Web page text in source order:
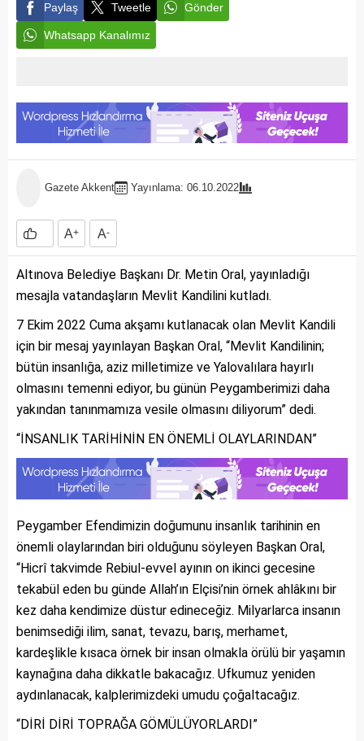
Paylaş Tweetle Gönder
Whatsapp Kanalımız
Gazete Akkent Yayınlama: 06.10.2022
A+ A-
Altınova Belediye Başkanı Dr. Metin Oral, yayınladığı
mesajla vatandaşların Mevlit Kandilini kutladı.
7 Ekim 2022 Cuma akşamı kutlanacak olan Mevlit Kandili
için bir mesaj yayınlayan Başkan Oral, “Mevlit Kandilinin;
bütün insanlığa, aziz milletimize ve Yalovalılara hayırlı
olmasını temenni ediyor, bu günün Peygamberimizi daha
yakından tanınmamıza vesile olmasını diliyorum” dedi.
“İNSANLIK TARİHİNİN EN ÖNEMLİ OLAYLARINDAN”
Peygamber Efendimizin doğumunu insanlık tarihinin en
önemli olaylarından biri olduğunu söyleyen Başkan Oral,
“Hicrî takvimde Rebiul-evvel ayının on ikinci gecesine
tekabül eden bu günde Allah’ın Elçisi’nin örnek ahlâkını bir
kez daha kendimize düstur edineceğiz. Milyarlarca insanın
benimsediği ilim, sanat, tevazu, barış, merhamet,
kardeşlikle kısaca örnek bir insan olmakla örülü bir yaşamın
kaynağına daha dikkatle bakacağız. Ufkumuz yeniden
aydınlanacak, kalplerimizdeki umudu çoğaltacağız.
“DİRİ DİRİ TOPRAĞA GÖMÜLÜYORLARDI”